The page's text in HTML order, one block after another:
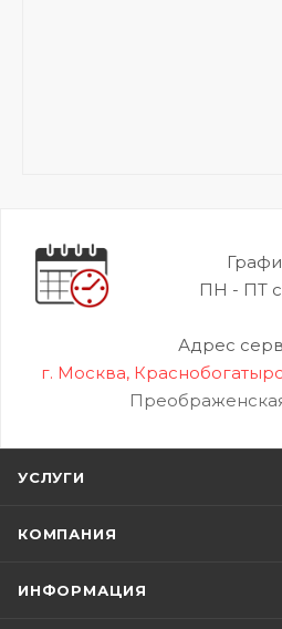
ПН - ПТ с
Адрес
г. Москва,
УСЛУГИ
КОМПАНИЯ
ИНФОРМАЦИЯ